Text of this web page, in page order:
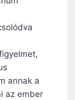
annak a
az ember